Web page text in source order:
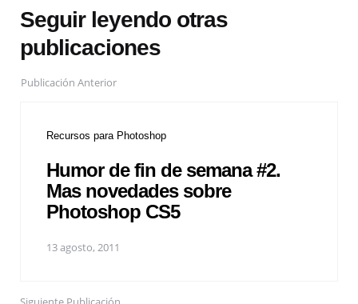
Seguir leyendo otras
publicaciones
Publicación Anterior
Recursos para Photoshop
Humor de fin de semana #2.
Mas novedades sobre
Photoshop CS5
13 agosto, 2011